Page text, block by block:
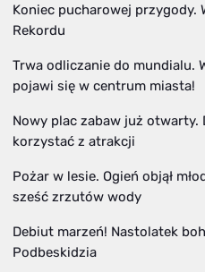
Koniec pucharowej przygody.
Rekordu
Trwa odliczanie do mundialu.
pojawi się w centrum miasta!
Nowy plac zabaw już otwarty.
korzystać z atrakcji
Pożar w lesie. Ogień objął
sześć zrzutów wody
Debiut marzeń! Nastolatek
Podbeskidzia